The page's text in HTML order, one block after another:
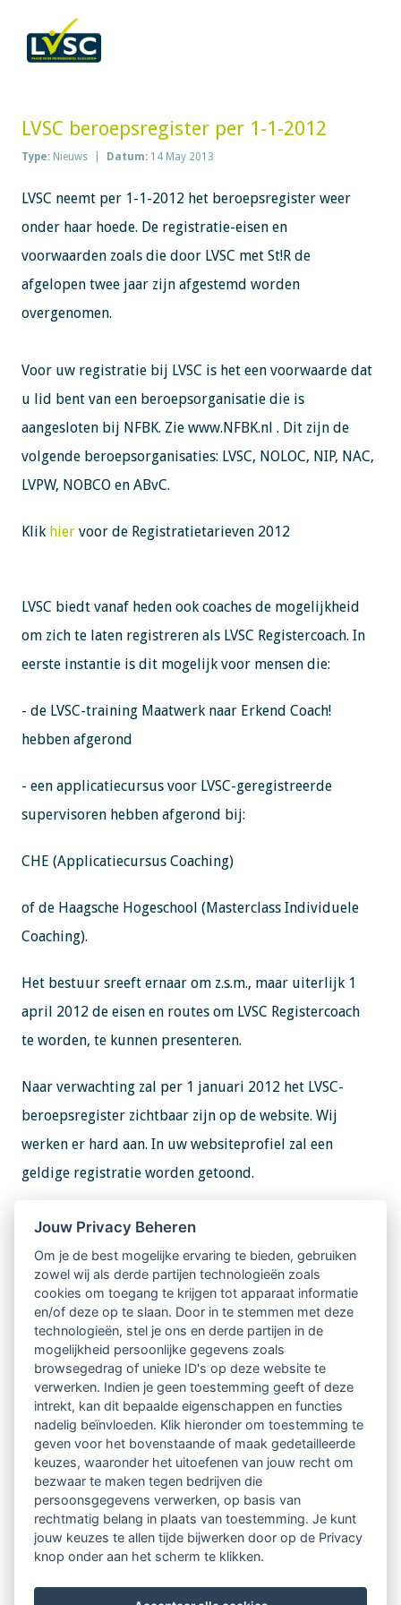
LVSC beroepsregister per 1-1-2012
Type: Nieuws Datum: 14 May 2013
LVSC neemt per 1-1-2012 het beroepsregister weer
onder haar hoede. De registratie-eisen en
voorwaarden zoals die door LVSC met St!R de
afgelopen twee jaar zijn afgestemd worden
overgenomen.
Voor uw registratie bij LVSC is het een voorwaarde dat
u lid bent van een beroepsorganisatie die is
aangesloten bij NFBK. Zie www.NFBK.nl . Dit zijn de
volgende beroepsorganisaties: LVSC, NOLOC, NIP, NAC,
LVPW, NOBCO en ABvC.
Klik hiervoor de Registratietarieven 2012
LVSC biedt vanaf heden ook coaches de mogelijkheid
om zich te laten registreren als LVSC Registercoach. In
eerste instantie is dit mogelijk voor mensen die:
- de LVSC-training Maatwerk naar Erkend Coach!
hebben afgerond
- een applicatiecursus voor LVSC-geregistreerde
supervisoren hebben afgerond bij:
CHE (Applicatiecursus Coaching)
of de Haagsche Hogeschool (Masterclass Individuele
Coaching).
Het bestuur sreeft ernaar om z.s.m., maar uiterlijk 1
april 2012 de eisen en routes om LVSC Registercoach
te worden, te kunnen presenteren.
Naar verwachting zal per 1 januari 2012 het LVSC-
beroepsregister zichtbaar zijn op de website. Wij
werken er hard aan. In uw websiteprofiel zal een
geldige registratie worden getoond.
Voor uw registratieaanvraag Registercoach of
Supervisor kunt u onder het tabje " Over LVSC"
aanvraagformulieren vinden. In januari 2012 wordt
een apart tabblad ingericht voor informatie over
registratie.
U kunt uw ingevulde (her)registratieaanvraag richten
aan:
LVSC
St. Canisiussingel 28
Jouw Privacy Beheren
Om je de best mogelijke ervaring te bieden, gebruiken
zowel wij als derde partijen technologieën zoals
cookies om toegang te krijgen tot apparaat informatie
en/of deze op te slaan. Door in te stemmen met deze
technologieën, stel je ons en derde partijen in de
mogelijkheid persoonlijke gegevens zoals
browsegedrag of unieke ID's op deze website te
verwerken. Indien je geen toestemming geeft of deze
intrekt, kan dit bepaalde eigenschappen en functies
nadelig beïnvloeden. Klik hieronder om toestemming te
geven voor het bovenstaande of maak gedetailleerde
keuzes, waaronder het uitoefenen van jouw recht om
bezwaar te maken tegen bedrijven die
persoonsgegevens verwerken, op basis van
rechtmatig belang in plaats van toestemming. Je kunt
jouw keuzes te allen tijde bijwerken door op de Privacy
knop onder aan het scherm te klikken.